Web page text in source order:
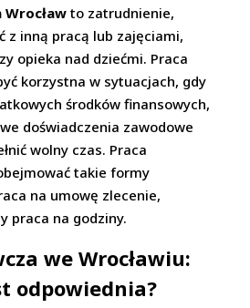
to zatrudnienie,
z inną pracą lub zajęciami,
opieka nad dziećmi. Praca
korzystna w sytuacjach, gdy
środków finansowych,
doświadczenia zawodowe
wolny czas. Praca
takie formy
na umowę zlecenie,
praca na godziny.
we Wrocławiu:
odpowiednia?